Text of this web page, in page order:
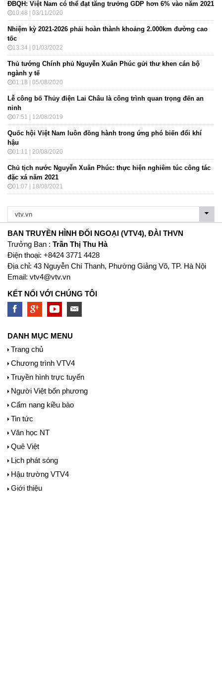
ĐBQH: Việt Nam có thể đạt tăng trưởng GDP hơn 6% vào năm 2021
10:48 | 03/11/2020
Nhiệm kỳ 2021-2026 phải hoàn thành khoảng 2.000km đường cao
tốc
13:34 | 01/03/2022
Thủ tướng Chính phủ Nguyễn Xuân Phúc gửi thư khen cán bộ
ngành y tế
01:18 | 05/08/2020
Lễ công bố Thủy điện Lai Châu là công trình quan trọng đến an
ninh
07:51 | 12/08/2019
Quốc hội Việt Nam luôn đồng hành trong ứng phó biến đổi khí
hậu
01:11 | 20/08/2020
Chủ tịch nước Nguyễn Xuân Phúc: thực hiện nghiêm túc công tác
đặc xá năm 2021
01:07 | 18/08/2021
BAN TRUYỀN HÌNH ĐỐI NGOẠI (VTV4), ĐÀI THVN
Trưởng Ban : Trần Thị Thu Hà
Ðiện thoại: +8424 3771 4428
Địa chỉ: 43 Nguyễn Chí Thanh, Phường Giảng Võ, TP. Hà Nội
Email: vtv4@vtv.vn
KẾT NỐI VỚI CHÚNG TÔI
DANH MỤC MENU
Trang chủ
Chương trình VTV4
Truyền hình trực tuyến
Người Việt bốn phương
Cẩm nang kiều bào
Tin tức
Văn học NT
Quê Việt
Lịch phát sóng
Hậu trường VTV4
Giới thiệu